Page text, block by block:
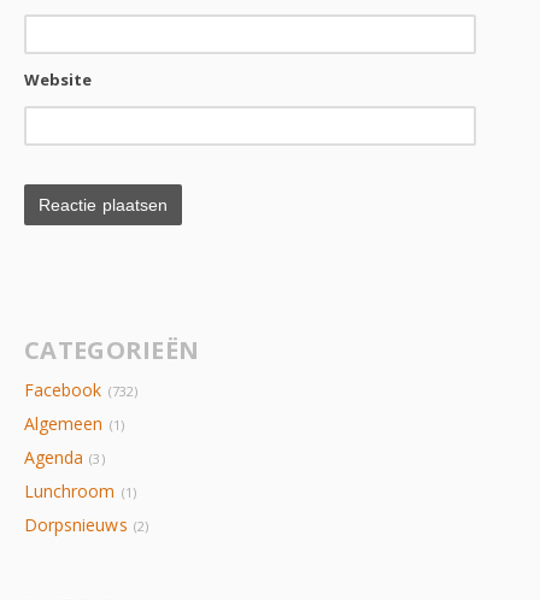
Website
CATEGORIEËN
Facebook (732)
Algemeen (1)
Agenda (3)
Lunchroom (1)
Dorpsnieuws (2)